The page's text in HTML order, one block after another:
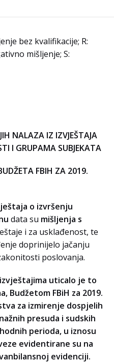
bez kvalifikacije; R:
mišljenje; S:
NALAZA IZ IZVJEŠTAJA
I GRUPAMA SUBJEKATA
FBIH ZA 2019.
o izvršenju
data su mišljenja s
i za usklađenost, te
doprinijelo jačanju
poslovanja.
uticalo je to
Budžetom FBiH za 2019.
za izmirenje dospjelih
presuda i sudskih
perioda, u iznosu
evidentirane su na
evidenciji.